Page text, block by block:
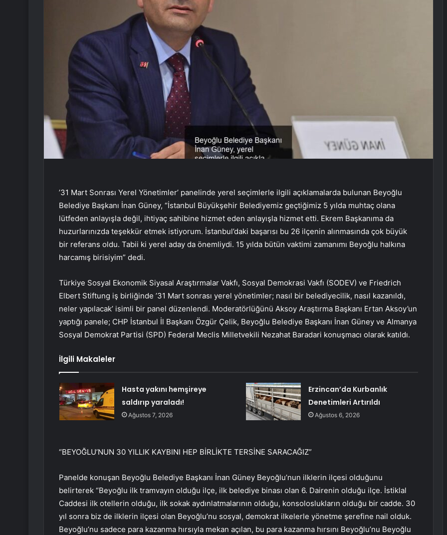
’31 Mart Sonrası Yerel Yönetimler’ panelinde yerel seçimlerle ilgili açıklamalarda bulunan Beyoğlu
Belediye Başkanı İnan Güney, “İstanbul Büyükşehir Belediyemiz geçtiğimiz 5 yılda muhtaç olana
lütfeden anlayışla değil, ihtiyaç sahibine hizmet eden anlayışla hizmet etti. Ekrem Başkanıma da
huzurlarınızda teşekkür etmek istiyorum. İstanbul’daki başarısı bu 26 ilçenin alınmasında çok büyük
bir referans oldu. Tabii ki yerel aday da önemliydi. 15 yılda bütün vaktimi zamanımı Beyoğlu halkına
harcamış birisiyim” dedi.
Türkiye Sosyal Ekonomik Siyasal Araştırmalar Vakfı, Sosyal Demokrasi Vakfı (SODEV) ve Friedrich
Elbert Stiftung iş birliğinde ’31 Mart sonrası yerel yönetimler; nasıl bir belediyecilik, nasıl kazanıldı,
neler yapılacak’ isimli bir panel düzenlendi. Moderatörlüğünü Aksoy Araştırma Başkanı Ertan Aksoy’un
yaptığı panele; CHP İstanbul İl Başkanı Özgür Çelik, Beyoğlu Belediye Başkanı İnan Güney ve Almanya
Sosyal Demokrat Partisi (SPD) Federal Meclis Milletvekili Nezahat Baradari konuşmacı olarak katıldı.
İlgili Makaleler
Hasta yakını hemşireye
saldırıp yaraladı!
Ağustos 7, 2026
Erzincan’da Kurbanlık
Denetimleri Artırıldı
Ağustos 6, 2026
“BEYOĞLU’NUN 30 YILLIK KAYBINI HEP BİRLİKTE TERSİNE SARACAĞIZ”
Panelde konuşan Beyoğlu Belediye Başkanı İnan Güney Beyoğlu’nun ilklerin ilçesi olduğunu
belirterek “Beyoğlu ilk tramvayın olduğu ilçe, ilk belediye binası olan 6. Dairenin olduğu ilçe. İstiklal
Caddesi ilk otellerin olduğu, ilk sokak aydınlatmalarının olduğu, konsoloslukların olduğu bir cadde. 30
yıl sonra biz de ilklerin ilçesi olan Beyoğlu’nu sosyal, demokrat ilkelerle yönetme şerefine nail olduk.
Beyoğlu’nu sadece para kazanma hırsıyla mekan açılan, bu para kazanma hırsını Beyoğlu’nu Beyoğlu